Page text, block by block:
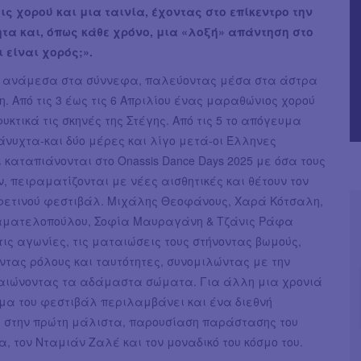
χορού και μια ταινία, έχοντας στο επίκεντρο την
και, όπως κάθε χρόνο, μια «λοξή» απάντηση στο
είναι χορός;».
ανάμεσα στα σύννεφα, παλεύοντας μέσα στα άστρα
Από τις 3 έως τις 6 Απριλίου ένας μαραθώνιος χορού
τις σκηνές της Στέγης. Από τις 5 το απόγευμα
και δύο μέρες και λίγο μετά-οι Έλληνες
στο Onassis Dance Days 2025 με όσα τους
με νέες αισθητικές και θέτουν τον
φεστιβάλ. Μιχάλης Θεοφάνους, Χαρά Κότσαλη,
Σοφία Μαυραγάνη & Τζάνις Ράφα
αγωνίες, τις ματαιώσεις τους στήνοντας βωμούς,
ρόλους και ταυτότητες, συνομιλώντας με την
τα αδάμαστα σώματα. Για άλλη μια χρονιά
του φεστιβάλ περιλαμβάνει και ένα διεθνή
πρώτη μάλιστα, παρουσίαση παράστασης του
τον Νταμιάν Ζαλέ και τον μοναδικό του κόσμο του.